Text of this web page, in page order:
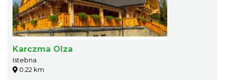
Karczma Olza
Istebna
0.22 km